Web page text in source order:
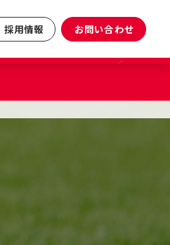
採用情報 お問い合わせ